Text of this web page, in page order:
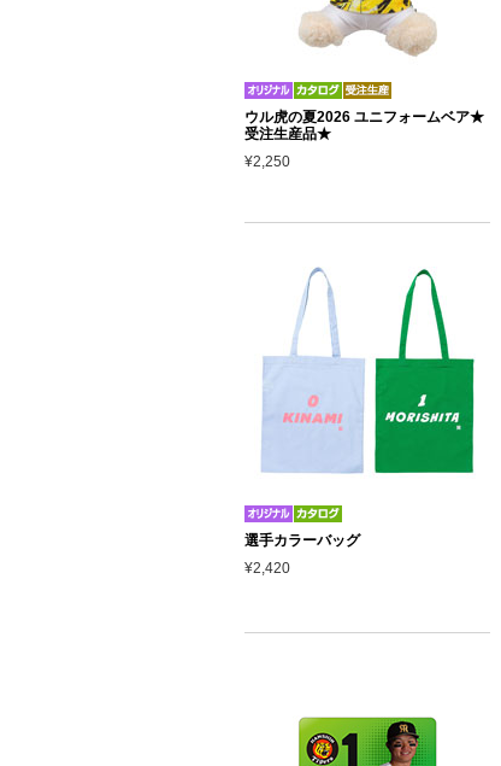
ウル虎の夏2026 ユニフォームベア★
受注生産品★
¥2,250
選手カラーバッグ
¥2,420